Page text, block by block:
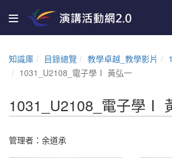
知識庫 目錄總覽 教學卓越_教學影片
1031_U2108_電子學Ⅰ 黃弘一
1031_U2108_電子學Ⅰ
管理者： 余道承